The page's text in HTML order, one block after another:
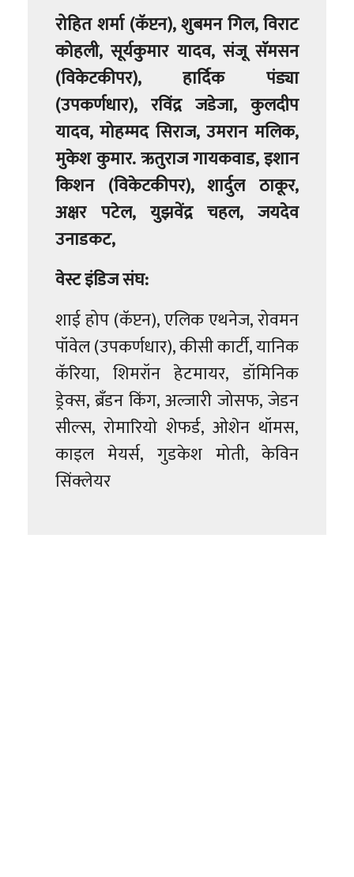
रोहित शर्मा (कॅप्टन), शुबमन गिल, विराट
कोहली, सूर्यकुमार यादव, संजू सॅमसन
(विकेटकीपर), हार्दिक पंड्या
(उपकर्णधार), रविंद्र जडेजा, कुलदीप
यादव, मोहम्मद सिराज, उमरान मलिक,
मुकेश कुमार. ऋतुराज गायकवाड, इशान
किशन (विकेटकीपर), शार्दुल ठाकूर,
अक्षर पटेल, युझवेंद्र चहल, जयदेव
उनाडकट,
वेस्ट इंडिज संघ:
शाई होप (कॅप्टन), एलिक एथनेज, रोवमन
पॉवेल (उपकर्णधार), कीसी कार्टी, यानिक
कॅरिया, शिमरॉन हेटमायर, डॉमिनिक
ड्रेक्स, ब्रँडन किंग, अल्जारी जोसफ, जेडन
सील्स, रोमारियो शेफर्ड, ओशेन थॉमस,
काइल मेयर्स, गुडकेश मोती, केविन
सिंक्लेयर